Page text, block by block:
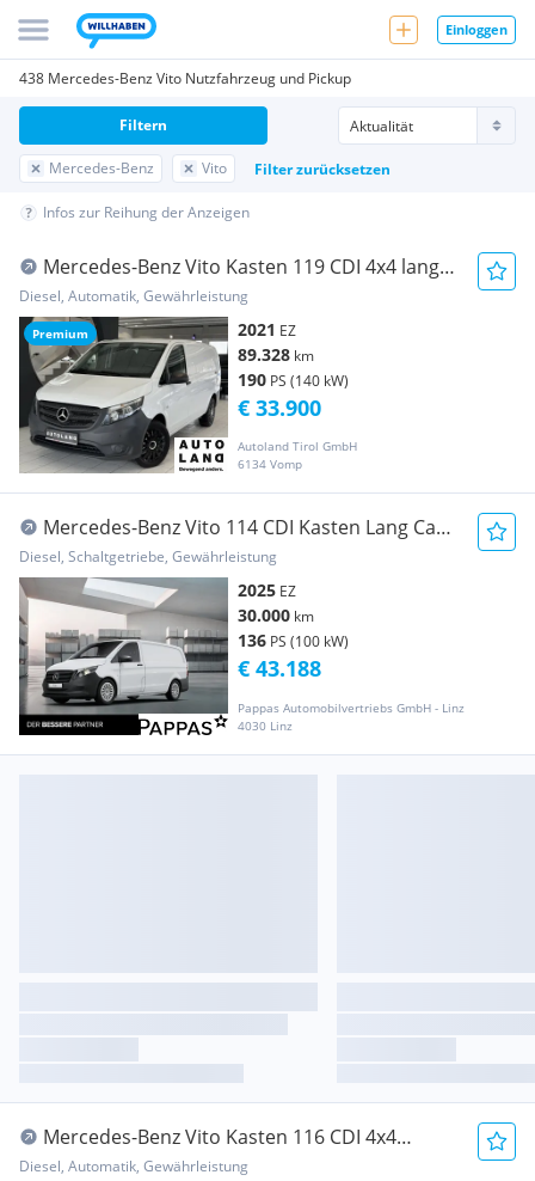
Einloggen
438 Mercedes-Benz Vito Nutzfahrzeug und Pickup
Mercedes-Benz Vito Filter zurücksetzen
Filtern
Infos zur Reihung der Anzeigen
Premium
Mercedes-Benz Vito Kasten 119 CDI 4x4 lang
Transporter / Kastenwagen
Diesel, Automatik, Gewährleistung
2021 EZ
89.328 km
190 PS (140 kW)
Autoland Tirol GmbH
6134 Vomp
€ 33.900
Mercedes-Benz Vito 114 CDI Kasten Lang Cam
Transporter / Kastenwagen
Diesel, Schaltgetriebe, Gewährleistung
2025 EZ
30.000 km
136 PS (100 kW)
Pappas Automobilvertriebs GmbH - Linz
4030 Linz
€ 43.188
Mercedes-Benz Vito Kasten 116 CDI 4x4
Transporter / Kastenwagen
Diesel, Automatik, Gewährleistung